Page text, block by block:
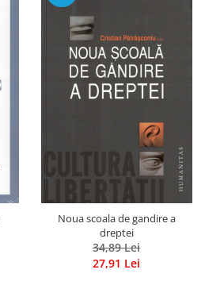
Noua scoala de gandire a
dreptei
34,89 Lei
27,91 Lei